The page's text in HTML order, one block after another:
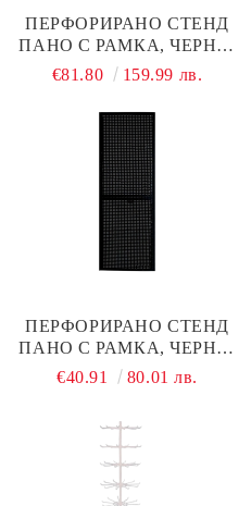
ПЕРФОРИРАНО СТЕНД
ПАНО С РАМКА, ЧЕРНО,
1000×2000 ММ
€81.80 159.99 лв.
ПЕРФОРИРАНО СТЕНД
ПАНО С РАМКА, ЧЕРНО,
520×1500 ММ
€40.91 80.01 лв.